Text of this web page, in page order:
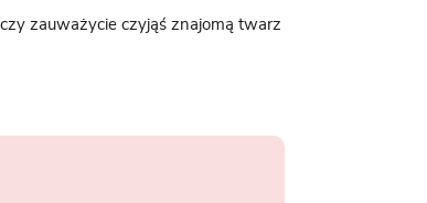
zauważycie czyjąś znajomą twarz